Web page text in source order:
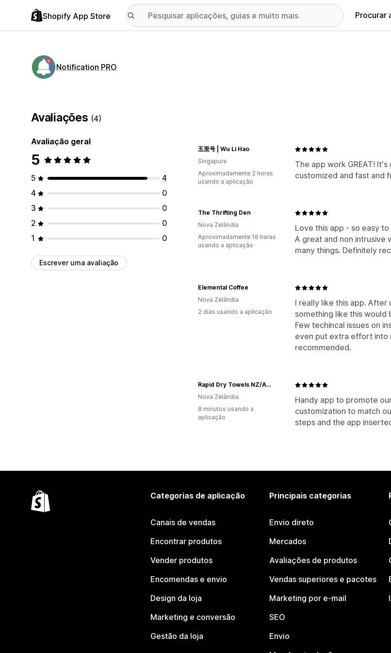
Shopify App Store Procurar
Notification PRO
Avaliações (4)
Avaliação geral
5
5
4
4
0
3
0
2
0
1
0
Escrever uma avaliação
The app work GREAT!
customized and fast and
五里号 | Wu Li Hao
Singapura
Aproximadamente 2 horas
usando a aplicação
Love this app - so easy
A great and non intrusive
many things. Definitely
The Thrifting Den
Nova Zelândia
Aproximadamente 16 horas
usando a aplicação
I really like this app. After
something like this would
Few techincal issues on
even put extra effort into
recommended.
Elemental Coffee
Nova Zelândia
2 dias usando a aplicação
Handy app to promote
customization to match
steps and the app
Rapid Dry Towels NZ/AUS
Nova Zelândia
8 minutos usando a
aplicação
Categorias de aplicação
Canais de vendas
Encontrar produtos
Vender produtos
Encomendas e envio
Design da loja
Marketing e conversão
Gestão da loja
Principais categorias
Envio direto
Mercados
Avaliações de produtos
Vendas superiores e pacotes
Marketing por e-mail
SEO
Envio